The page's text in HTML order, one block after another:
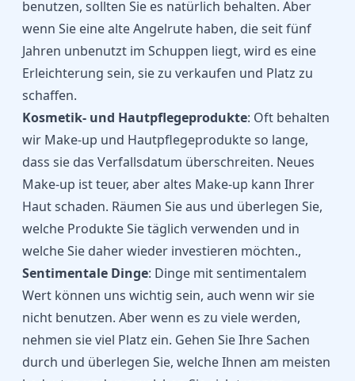
benutzen, sollten Sie es natürlich behalten. Aber
wenn Sie eine alte Angelrute haben, die seit fünf
Jahren unbenutzt im Schuppen liegt, wird es eine
Erleichterung sein, sie zu verkaufen und Platz zu
schaffen.
Kosmetik- und Hautpflegeprodukte: Oft behalten
wir Make-up und Hautpflegeprodukte so lange,
dass sie das Verfallsdatum überschreiten. Neues
Make-up ist teuer, aber altes Make-up kann Ihrer
Haut schaden. Räumen Sie aus und überlegen Sie,
welche Produkte Sie täglich verwenden und in
welche Sie daher wieder investieren möchten.,
Sentimentale Dinge: Dinge mit sentimentalem
Wert können uns wichtig sein, auch wenn wir sie
nicht benutzen. Aber wenn es zu viele werden,
nehmen sie viel Platz ein. Gehen Sie Ihre Sachen
durch und überlegen Sie, welche Ihnen am meisten